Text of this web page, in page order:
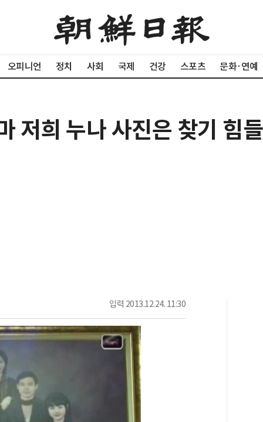
오피니언 정치 사회 국제 건강 스포츠 문화·연예
저희 누나 사진은 찾기 힘
입력 2013.12.24. 11:30